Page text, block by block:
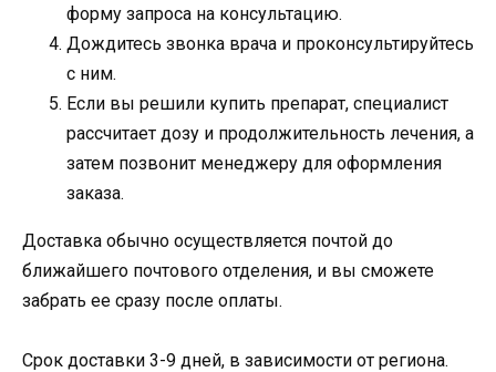
форму запроса на консультацию.
Дождитесь звонка врача и проконсультируйтесь
с ним.
Если вы решили купить препарат, специалист
рассчитает дозу и продолжительность лечения, а
затем позвонит менеджеру для оформления
заказа.
Доставка обычно осуществляется почтой до
ближайшего почтового отделения, и вы сможете
забрать ее сразу после оплаты.
Срок доставки 3-9 дней, в зависимости от региона.